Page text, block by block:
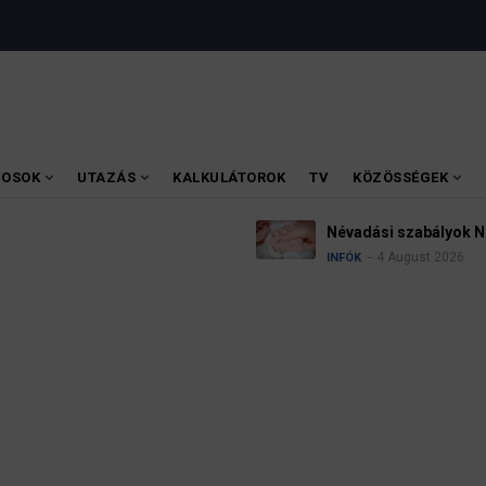
UTAZÁS KALKULÁTOROK TV KÖZÖSSÉGEK